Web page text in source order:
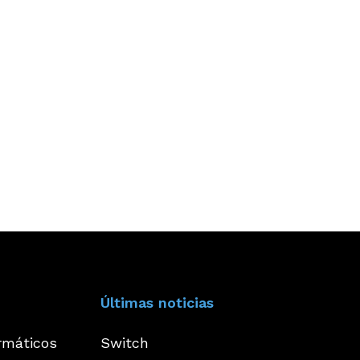
Últimas noticias
Switch